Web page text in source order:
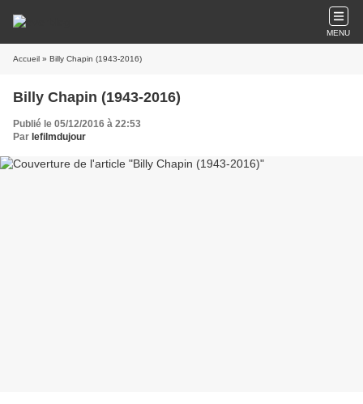
MENU
Accueil » Billy Chapin (1943-2016)
Billy Chapin (1943-2016)
Publié le 05/12/2016 à 22:53
Par lefilmdujour